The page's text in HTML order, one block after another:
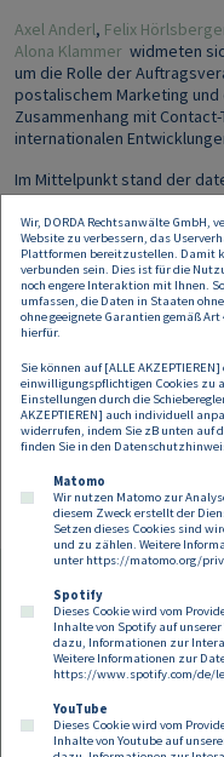
Axel Anderl, Felix
Alona Klammer widmeten
um die Rolle der
postalischem Marketing
Zusammenhang mit
internationalen
Im Mittelpunkt stand der
Zusammenhang mit dem
Notification Guidelines des
Cases wurden die
Dokumentation bis zur
Das eingespielte und in
erreichbare
Erfahrungsschatz der
Auswirkungen diskutiert. Zu
das in den Startlöchern
Zertifizierungsverfahren,
Österreich fungiert.
Kontakt
Compliance
Wir, DORDA Rechtsanwälte GmbH,
Website zu verbessern, das
Plattformen bereitzustellen. Damit
verbunden sein. Dies ist für die
noch engere Interaktion mit Ihnen.
umfassen, die Daten in Staaten
ohne geeignete Garantien gemäß
hierfür.
Sie können auf [ALLE
einwilligungspflichtigen Cookies zu
Einstellungen durch die
AKZEPTIEREN] auch individuell
widerrufen, indem Sie zB unten auf
finden Sie in den
Matomo
Wir nutzen Matomo zur
diesem Zweck erstellt der
Setzen dieses Cookies sind
und zu zählen. Weitere
unter https://matomo.org/
Spotify
Dieses Cookie wird vom
Inhalte von Spotify auf
dazu, Informationen zur
Weitere Informationen zur
https://www.spotify.com/de/
YouTube
Dieses Cookie wird vom
Inhalte von Youtube auf
Follow us on: